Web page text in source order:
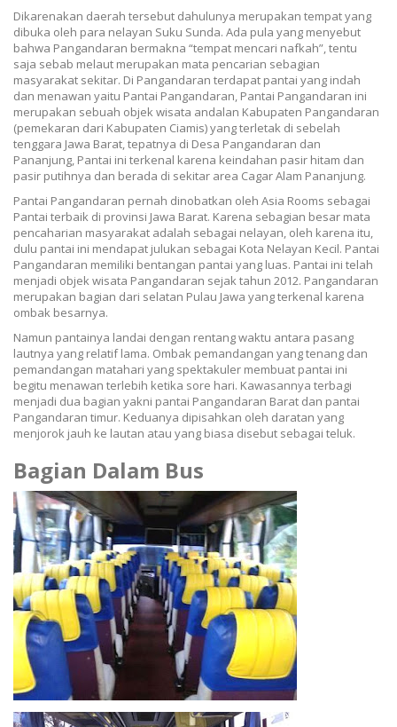
Dikarenakan daerah tersebut dahulunya merupakan tempat yang
dibuka oleh para nelayan Suku Sunda. Ada pula yang menyebut
bahwa Pangandaran bermakna “tempat mencari nafkah”, tentu
saja sebab melaut merupakan mata pencarian sebagian
masyarakat sekitar. Di Pangandaran terdapat pantai yang indah
dan menawan yaitu Pantai Pangandaran, Pantai Pangandaran ini
merupakan sebuah objek wisata andalan Kabupaten Pangandaran
(pemekaran dari Kabupaten Ciamis) yang terletak di sebelah
tenggara Jawa Barat, tepatnya di Desa Pangandaran dan
Pananjung, Pantai ini terkenal karena keindahan pasir hitam dan
pasir putihnya dan berada di sekitar area Cagar Alam Pananjung.
Pantai Pangandaran pernah dinobatkan oleh Asia Rooms sebagai
Pantai terbaik di provinsi Jawa Barat. Karena sebagian besar mata
pencaharian masyarakat adalah sebagai nelayan, oleh karena itu,
dulu pantai ini mendapat julukan sebagai Kota Nelayan Kecil. Pantai
Pangandaran memiliki bentangan pantai yang luas. Pantai ini telah
menjadi objek wisata Pangandaran sejak tahun 2012. Pangandaran
merupakan bagian dari selatan Pulau Jawa yang terkenal karena
ombak besarnya.
Namun pantainya landai dengan rentang waktu antara pasang
lautnya yang relatif lama. Ombak pemandangan yang tenang dan
pemandangan matahari yang spektakuler membuat pantai ini
begitu menawan terlebih ketika sore hari. Kawasannya terbagi
menjadi dua bagian yakni pantai Pangandaran Barat dan pantai
Pangandaran timur. Keduanya dipisahkan oleh daratan yang
menjorok jauh ke lautan atau yang biasa disebut sebagai teluk.
Bagian Dalam Bus